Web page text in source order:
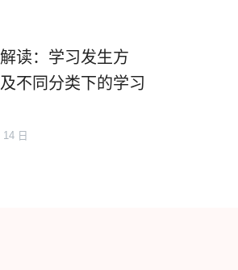
读：学习发生方
不同分类下的学习
日